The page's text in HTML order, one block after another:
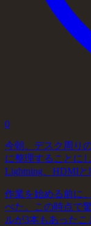
0
今朝、デスク周り
に整理することに
Lightning、HDMIと
作業を始める前に
べた。この時点で
ルが3本もあった